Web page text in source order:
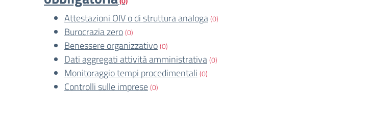
Attestazioni OIV o di struttura analoga(0)
Burocrazia zero(0)
Benessere organizzativo(0)
Dati aggregati attività amministrativa(0)
Monitoraggio tempi procedimentali (0)
Controlli sulle imprese(0)